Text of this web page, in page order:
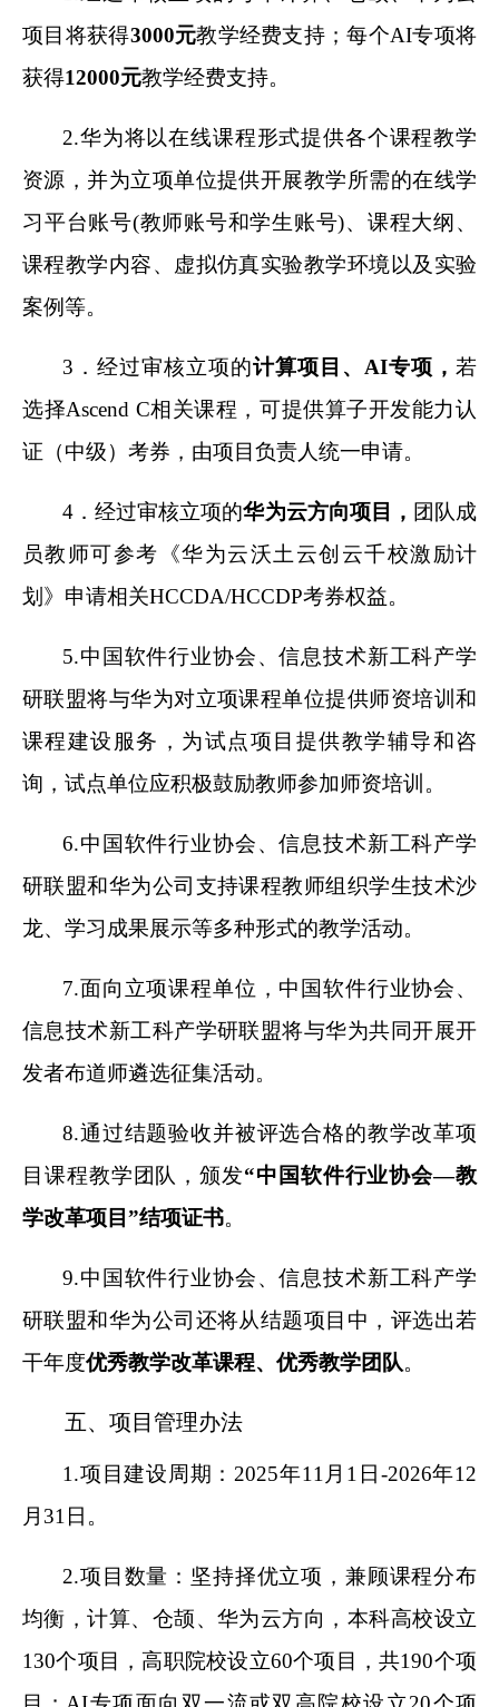
项目将获得3000元教学经费支持；每个AI专项将
获得12000元教学经费支持。
2.华为将以在线课程形式提供各个课程教学
资源，并为立项单位提供开展教学所需的在线学
习平台账号(教师账号和学生账号)、课程大纲、
课程教学内容、虚拟仿真实验教学环境以及实验
案例等。
3 ．经过审核立项的计算项目、AI专项， 若
选择Ascend C相关课程，可提供算子开发能力认
证（中级）考券，由项目负责人统一申请。
4 ．经过审核立项的华为云方向项目， 团队成
员教师可参考《华为云沃土云创云千校激励计
划》申请相关HCCDA/HCCDP考券权益。
5.中国软件行业协会、信息技术新工科产学
研联盟将与华为对立项课程单位提供师资培训和
课程建设服务，为试点项目提供教学辅导和咨
询，试点单位应积极鼓励教师参加师资培训。
6.中国软件行业协会、信息技术新工科产学
研联盟和华为公司支持课程教师组织学生技术沙
龙、学习成果展示等多种形式的教学活动。
7.面向立项课程单位，中国软件行业协会、
信息技术新工科产学研联盟将与华为共同开展开
发者布道师遴选征集活动。
8.通过结题验收并被评选合格的教学改革项
目课程教学团队，颁发“中国软件行业协会—教
学改革项目”结项证书。
9.中国软件行业协会、信息技术新工科产学
研联盟和华为公司还将从结题项目中，评选出若
干年度优秀教学改革课程、优秀教学团队。
五、项目管理办法
1.项目建设周期：2025年11月1日-2026年12
月31日。
2.项目数量：坚持择优立项，兼顾课程分布
均衡，计算、仓颉、华为云方向，本科高校设立
130个项目，高职院校设立60个项目，共190个项